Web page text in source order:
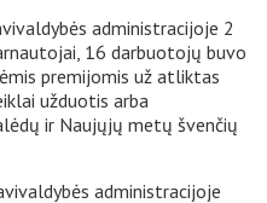
administracijoje 2
16 darbuotojų buvo
premijomis už atliktas
užduotis arba
ir Naujųjų metų švenčių
administracijoje